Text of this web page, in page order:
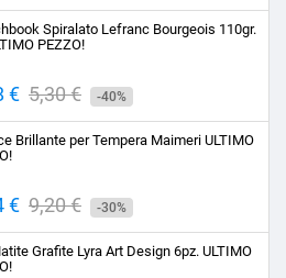
base
Spiralato Lefranc Bourgeois 110gr.
PEZZO!
€ Prezzo
base
5,30 € -40%
Brillante per Tempera Maimeri ULTIMO
€ Prezzo
base
9,20 € -30%
Grafite Lyra Art Design 6pz. ULTIMO